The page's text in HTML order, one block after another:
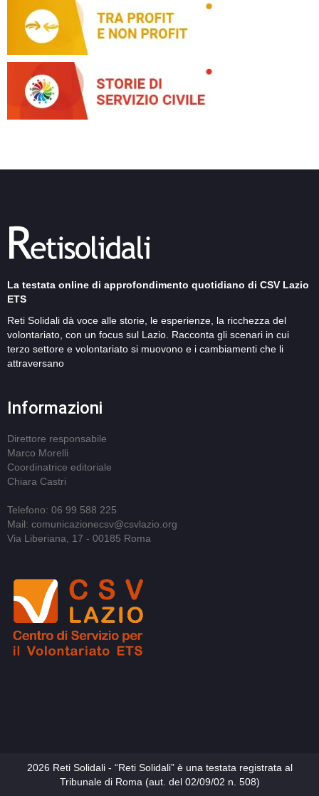
La testata online di approfondimento quotidiano di CSV Lazio
ETS
Reti Solidali dà voce alle storie, le esperienze, la ricchezza del
volontariato, con un focus sul Lazio. Racconta gli scenari in cui
terzo settore e volontariato si muovono e i cambiamenti che li
attraversano
Informazioni
Direttore responsabile
Marco Morelli
Coordinatrice editoriale
Chiara Castri
Telefono: 06 99 588 225
Mail: comunicazionecsv@csvlazio.org
Via Liberiana, 17 - 00185 Roma
2026 Reti Solidali - “Reti Solidali” è una testata registrata al
Tribunale di Roma (aut. del 02/09/02 n. 508)